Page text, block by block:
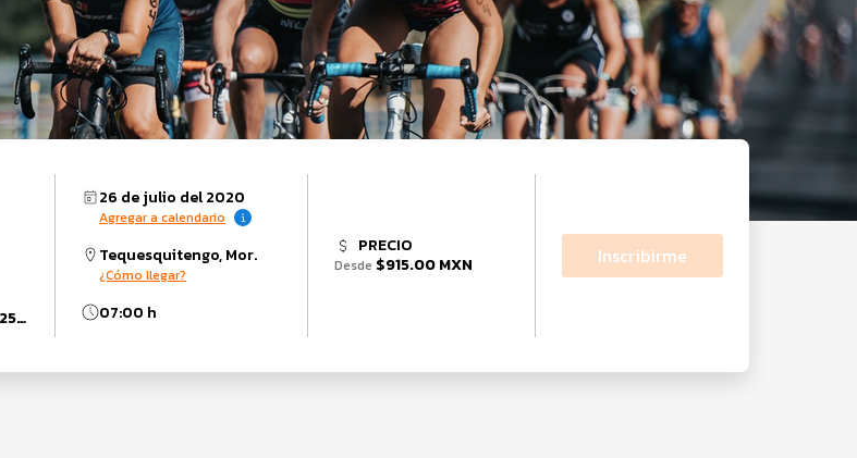
0 km, 11500 mts, 12900 mts, 1 km, 25750 mts, 25 km, 2750 mts, 30 km, 50 km, 51500 km, 51500 mts, 5500 mts
26 de julio del 2020
Agregar a calendario
Tequesquitengo, Mor.
¿Cómo llegar?
07:00 h
PRECIO
Desde $915.00 MXN Inscribirme